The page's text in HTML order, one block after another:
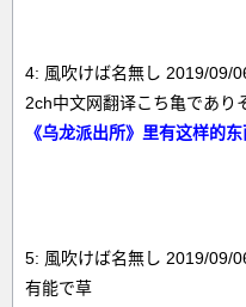
4: 風吹けば名無し 2019/09/
2ch中文网翻译こち亀であり
《乌龙派出所》里有这样的
5: 風吹けば名無し 2019/09/
有能で草